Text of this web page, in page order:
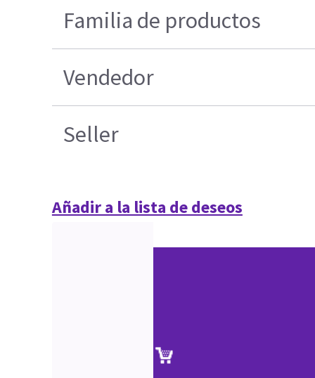
Familia de productos
Vendedor
Seller
Añadir a la lista de deseos